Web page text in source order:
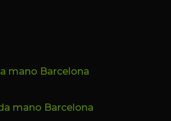
mano Barcelona
mano Barcelona